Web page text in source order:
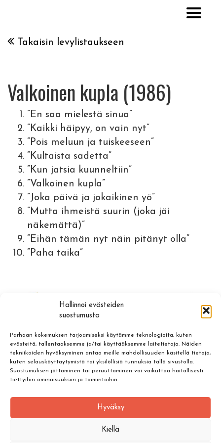
Hallinnoi evästeiden
suostumusta
Parhaan kokemuksen tarjoamiseksi käytämme teknologioita, kuten
evästeitä, tallentaaksemme ja/tai käyttääksemme laitetietoja. Näiden
tekniikoiden hyväksyminen antaa meille mahdollisuuden käsitellä tietoja,
kuten selauskäyttäytymistä tai yksilöllisiä tunnuksia tällä sivustolla.
Suostumuksen jättäminen tai peruuttaminen voi vaikuttaa haitallisesti
tiettyihin ominaisuuksiin ja toimintoihin.
Hyväksy
Kiellä
Takaisin levylistaukseen
Valkoinen kupla (1986)
”En saa mielestä sinua”
”Kaikki häipyy, on vain nyt”
”Pois meluun ja tuiskeeseen”
”Kultaista sadetta”
”Kun jatsia kuunneltiin”
”Valkoinen kupla”
”Joka päivä ja jokaikinen yö”
”Mutta ihmeistä suurin (joka jäi
näkemättä)”
”Eihän tämän nyt näin pitänyt olla”
”Paha taika”